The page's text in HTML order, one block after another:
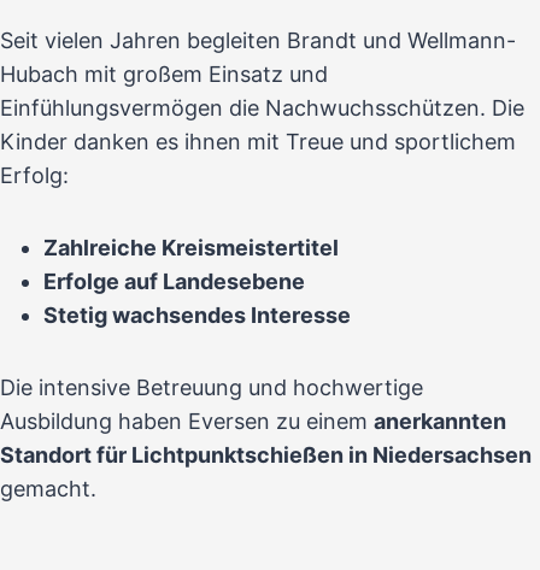
Seit vielen Jahren begleiten Brandt und Wellmann-
Hubach mit großem Einsatz und
Einfühlungsvermögen die Nachwuchsschützen. Die
Kinder danken es ihnen mit Treue und sportlichem
Erfolg:
Zahlreiche Kreismeistertitel
Erfolge auf Landesebene
Stetig wachsendes Interesse
Die intensive Betreuung und hochwertige
Ausbildung haben Eversen zu einem anerkannten
Standort für Lichtpunktschießen in Niedersachsen
gemacht.